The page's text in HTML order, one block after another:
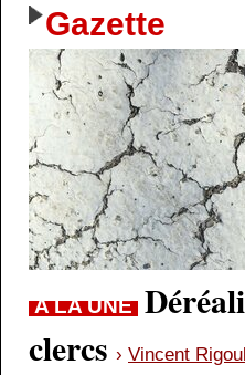
Gazette
A LA UNE
clercs › Vincent